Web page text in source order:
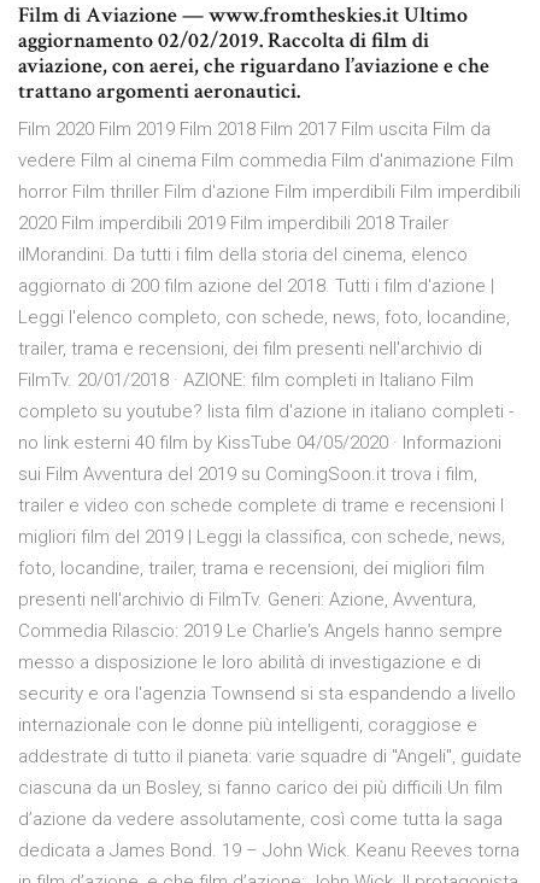
Film di Aviazione — www.fromtheskies.it Ultimo
aggiornamento 02/02/2019. Raccolta di film di
aviazione, con aerei, che riguardano l’aviazione e che
trattano argomenti aeronautici.
Film 2020 Film 2019 Film 2018 Film 2017 Film uscita Film da
vedere Film al cinema Film commedia Film d'animazione Film
horror Film thriller Film d'azione Film imperdibili Film imperdibili
2020 Film imperdibili 2019 Film imperdibili 2018 Trailer
ilMorandini. Da tutti i film della storia del cinema, elenco
aggiornato di 200 film azione del 2018. Tutti i film d'azione |
Leggi l'elenco completo, con schede, news, foto, locandine,
trailer, trama e recensioni, dei film presenti nell'archivio di
FilmTv. 20/01/2018 · AZIONE: film completi in Italiano Film
completo su youtube? lista film d'azione in italiano completi -
no link esterni 40 film by KissTube 04/05/2020 · Informazioni
sui Film Avventura del 2019 su ComingSoon.it trova i film,
trailer e video con schede complete di trame e recensioni I
migliori film del 2019 | Leggi la classifica, con schede, news,
foto, locandine, trailer, trama e recensioni, dei migliori film
presenti nell'archivio di FilmTv. Generi: Azione, Avventura,
Commedia Rilascio: 2019 Le Charlie's Angels hanno sempre
messo a disposizione le loro abilità di investigazione e di
security e ora l'agenzia Townsend si sta espandendo a livello
internazionale con le donne più intelligenti, coraggiose e
addestrate di tutto il pianeta: varie squadre di "Angeli", guidate
ciascuna da un Bosley, si fanno carico dei più difficili Un film
d’azione da vedere assolutamente, così come tutta la saga
dedicata a James Bond. 19 – John Wick. Keanu Reeves torna